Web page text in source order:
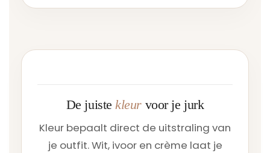
De juiste kleur voor je jurk
Kleur bepaalt direct de uitstraling van
je outfit. Wit, ivoor en crème laat je